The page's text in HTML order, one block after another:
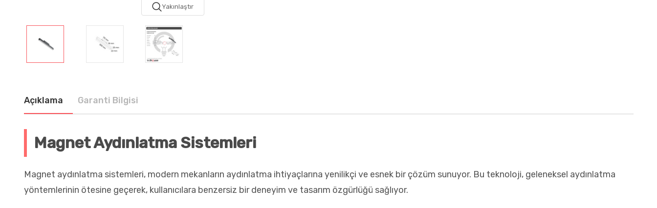
Yakınlaştır
Açıklama Garanti Bilgisi
Magnet Aydınlatma Sistemleri
Magnet aydınlatma sistemleri, modern mekanların aydınlatma ihtiyaçlarına yenilikçi ve esnek bir çözüm sunuyor. Bu teknoloji, geleneksel aydınlatma
yöntemlerinin ötesine geçerek, kullanıcılara benzersiz bir deneyim ve tasarım özgürlüğü sağlıyor.